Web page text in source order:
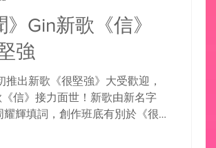
》Gin新歌《信》
強
推出新歌《很堅強》大受歡迎，
信》接力面世！新歌由新名字
輝填詞，創作班底有別於《很